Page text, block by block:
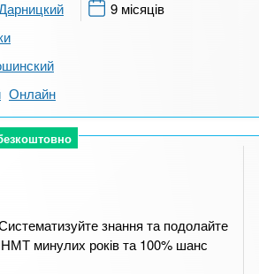
Онлайн
9 місяців
знання та подолайте
НМТ минулих років та 100% шанс